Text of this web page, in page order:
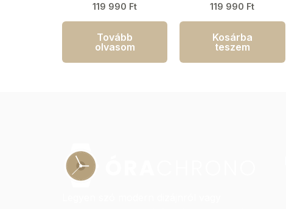
119 990 Ft
Tovább
olvasom
119 990 Ft
Kosárba
teszem